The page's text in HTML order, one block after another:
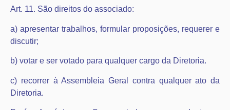
Art. 11. São direitos do associado:
a) apresentar trabalhos, formular proposições, requerer e
discutir;
b) votar e ser votado para qualquer cargo da Diretoria.
c) recorrer à Assembleia Geral contra qualquer ato da
Diretoria.